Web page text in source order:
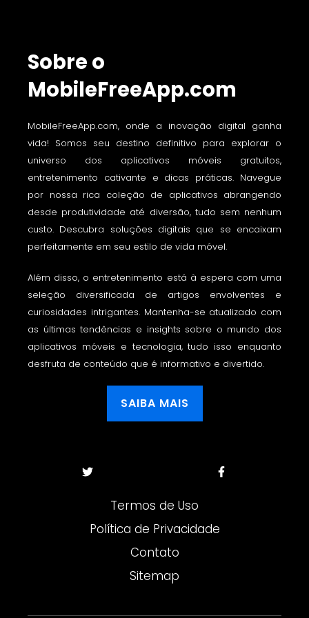
Sobre o
MobileFreeApp.com
MobileFreeApp.com, onde a inovação digital ganha
vida! Somos seu destino definitivo para explorar o
universo dos aplicativos móveis gratuitos,
entretenimento cativante e dicas práticas. Navegue
por nossa rica coleção de aplicativos abrangendo
desde produtividade até diversão, tudo sem nenhum
custo. Descubra soluções digitais que se encaixam
perfeitamente em seu estilo de vida móvel.
Além disso, o entretenimento está à espera com uma
seleção diversificada de artigos envolventes e
curiosidades intrigantes. Mantenha-se atualizado com
as últimas tendências e insights sobre o mundo dos
aplicativos móveis e tecnologia, tudo isso enquanto
desfruta de conteúdo que é informativo e divertido.
SAIBA MAIS
Termos de Uso
Política de Privacidade
Contato
Sitemap